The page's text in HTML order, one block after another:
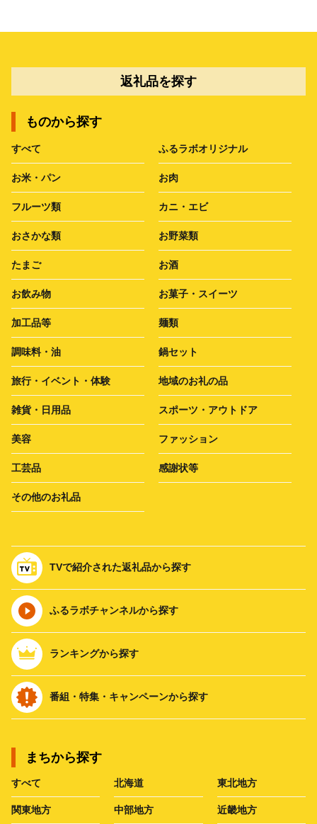
返礼品を探す
ものから探す
すべて ふるラボオリジナル
お米・パン お肉
フルーツ類 カニ・エビ
おさかな類 お野菜類
たまご お酒
お飲み物 お菓子・スイーツ
加工品等 麺類
調味料・油 鍋セット
旅行・イベント・体験 地域のお礼の品
雑貨・日用品 スポーツ・アウトドア
美容 ファッション
工芸品 感謝状等
その他のお礼品
TVで紹介された返礼品から探す
ふるラボチャンネルから探す
ランキングから探す
番組・特集・キャンペーンから探す
まちから探す
すべて 北海道 東北地方
関東地方 中部地方 近畿地方